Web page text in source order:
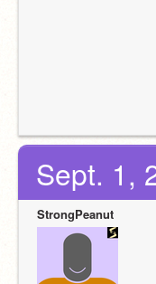
Sept. 1,
StrongPeanut